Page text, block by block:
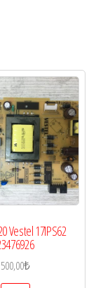
Vestel 17IPS62
500,00₺